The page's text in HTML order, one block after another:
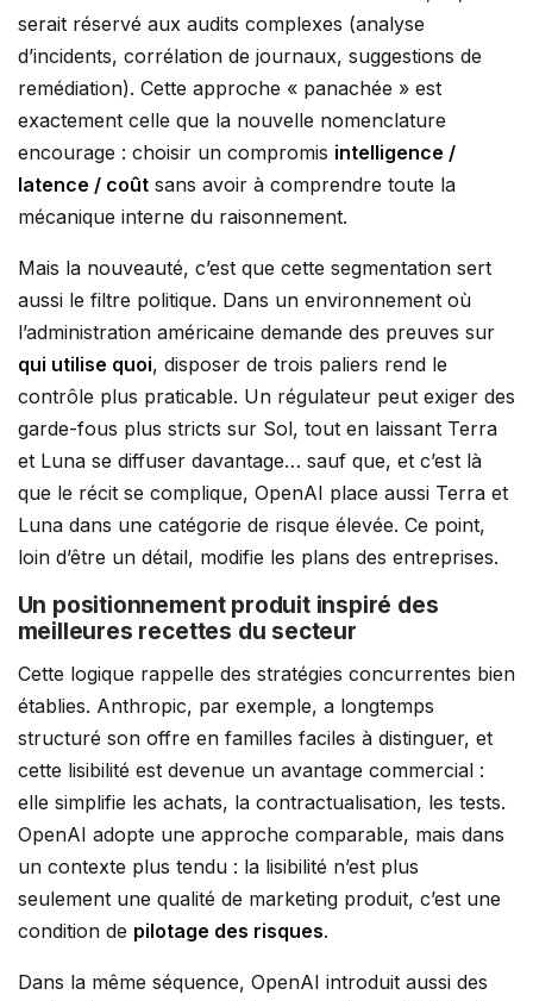
serait réservé aux audits complexes (analyse
d’incidents, corrélation de journaux, suggestions de
remédiation). Cette approche « panachée » est
exactement celle que la nouvelle nomenclature
encourage : choisir un compromis intelligence /
latence / coûtsans avoir à comprendre toute la
mécanique interne du raisonnement.
Mais la nouveauté, c’est que cette segmentation sert
aussi le filtre politique. Dans un environnement où
l’administration américaine demande des preuves sur
qui utilise quoi, disposer de trois paliers rend le
contrôle plus praticable. Un régulateur peut exiger des
garde-fous plus stricts sur Sol, tout en laissant Terra
et Luna se diffuser davantage… sauf que, et c’est là
que le récit se complique, OpenAI place aussi Terra et
Luna dans une catégorie de risque élevée. Ce point,
loin d’être un détail, modifie les plans des entreprises.
Un positionnement produit inspiré des
meilleures recettes du secteur
Cette logique rappelle des stratégies concurrentes bien
établies. Anthropic, par exemple, a longtemps
structuré son offre en familles faciles à distinguer, et
cette lisibilité est devenue un avantage commercial :
elle simplifie les achats, la contractualisation, les tests.
OpenAI adopte une approche comparable, mais dans
un contexte plus tendu : la lisibilité n’est plus
seulement une qualité de marketing produit, c’est une
condition de pilotage des risques.
Dans la même séquence, OpenAI introduit aussi des